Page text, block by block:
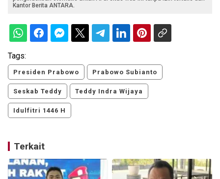
Kantor Berita ANTARA.
Tags:
Presiden Prabowo Prabowo Subianto
Seskab Teddy Teddy Indra Wijaya
Idulfitri 1446 H
Terkait